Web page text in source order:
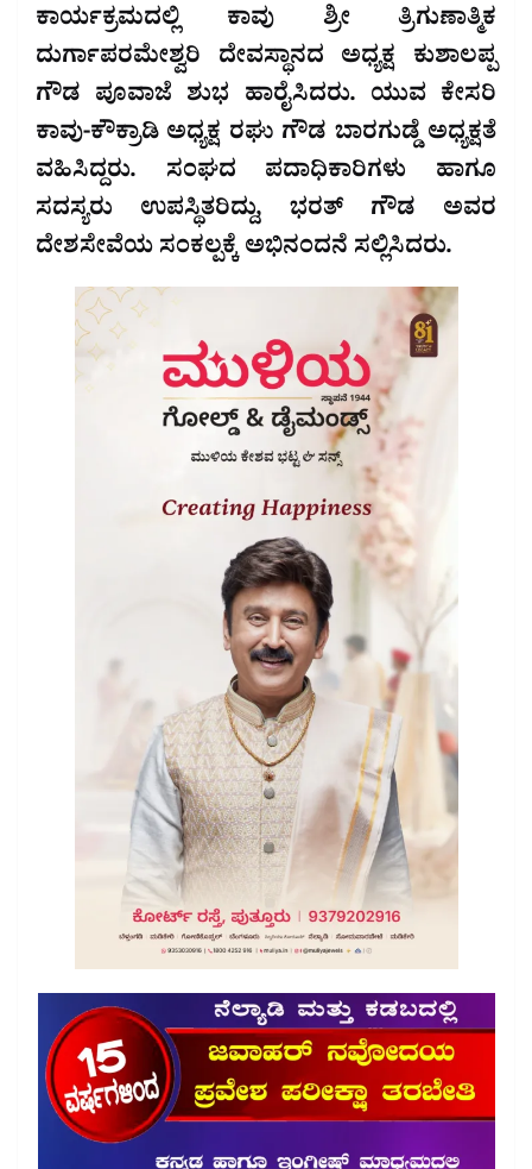
ಕಾರ್ಯಕ್ರಮದಲ್ಲಿ ಕಾವು ಶ್ರೀ ತ್ರಿಗುಣಾತ್ಮಿಕ
ದುರ್ಗಾಪರಮೇಶ್ವರಿ ದೇವಸ್ಥಾನದ ಅಧ್ಯಕ್ಷ ಕುಶಾಲಪ್ಪ
ಗೌಡ ಪೂವಾಜೆ ಶುಭ ಹಾರೈಸಿದರು. ಯುವ ಕೇಸರಿ
ಕಾವು-ಕೌಕ್ರಾಡಿ ಅಧ್ಯಕ್ಷ ರಘು ಗೌಡ ಬಾರಗುಡ್ಡೆ ಅಧ್ಯಕ್ಷತೆ
ವಹಿಸಿದ್ದರು. ಸಂಘದ ಪದಾಧಿಕಾರಿಗಳು ಹಾಗೂ
ಸದಸ್ಯರು ಉಪಸ್ಥಿತರಿದ್ದು, ಭರತ್ ಗೌಡ ಅವರ
ದೇಶಸೇವೆಯ ಸಂಕಲ್ಪಕ್ಕೆ ಅಭಿನಂದನೆ ಸಲ್ಲಿಸಿದರು.